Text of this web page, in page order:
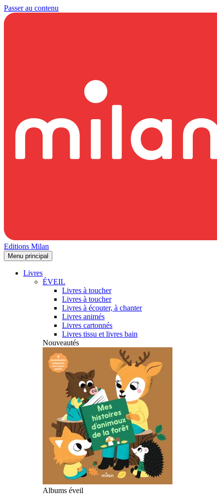
Passer au contenu
Editions Milan
Menu principal
Livres
ÉVEIL
Livres à toucher
Livres à toucher
Livres à écouter, à chanter
Livres animés
Livres cartonnés
Livres tissu et livres bain
Nouveautés
Albums éveil